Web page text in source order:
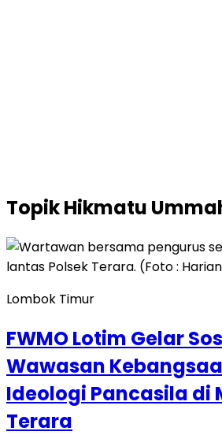
TopikHikmatu
Lombok Timur
FWMO Lotim Gelar
Wawasan
Ideologi Pancasila di
Terara